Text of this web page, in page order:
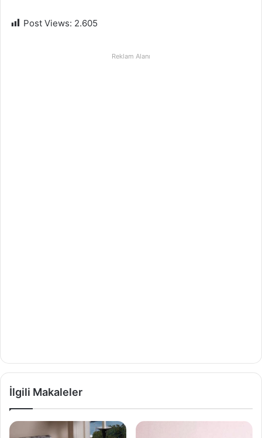
Post Views: 2.605
Reklam Alanı
İlgili Makaleler